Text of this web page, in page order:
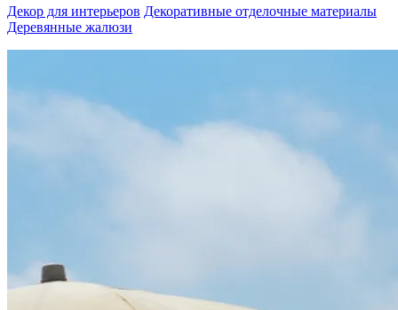
Декор для интерьеров Декоративные отделочные материалы
Деревянные жалюзи